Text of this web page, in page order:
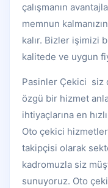
çalışmanın
memnun
kalır. Bizler işimizi
kalitede ve uygun
Pasinler Çekici siz
özgü bir hizmet
ihtiyaçlarına en
Oto çekici
takipçisi olarak
kadromuzla siz
sunuyoruz. Oto